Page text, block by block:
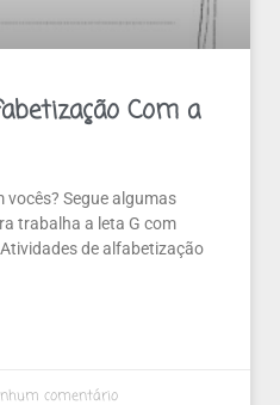
Com a
Segue algumas
trabalha a leta G com
de alfabetização
comentário